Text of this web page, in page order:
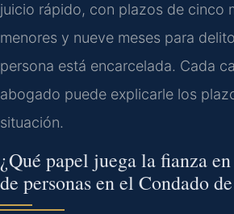
juicio rápido, con plazos de cinco
menores y nueve meses para
persona está encarcelada. Cada
abogado puede explicarle los
situación.
¿Qué papel juega la fianza
de personas en el Condado